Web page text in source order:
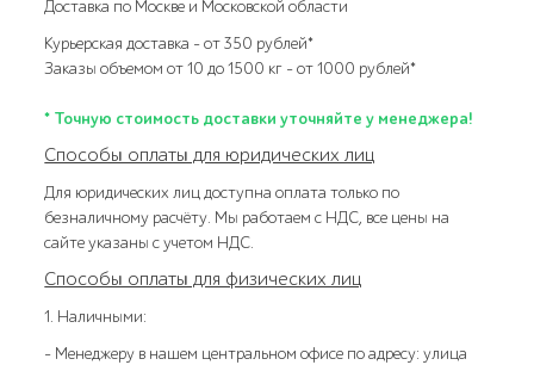
Доставка по Москве и Московской области
Курьерская доставка – от 350 рублей*
Заказы объемом от 10 до 1500 кг – от 1000 рублей*
* Точную стоимость доставки уточняйте у менеджера!
Способы оплаты для юридических лиц
Для юридических лиц доступна оплата только по
безналичному расчёту. Мы работаем с НДС, все цены на
сайте указаны с учетом НДС.
Способы оплаты для физических лиц
1. Наличными:
- Менеджеру в нашем центральном офисе по адресу: улица